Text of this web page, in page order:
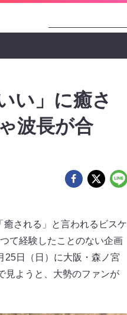
い」に癒さ
波長が合
される」と言われるビスケ
て経験したことのない企画
25日（日）に大阪・森ノ宮
見ようと、大勢のファンが